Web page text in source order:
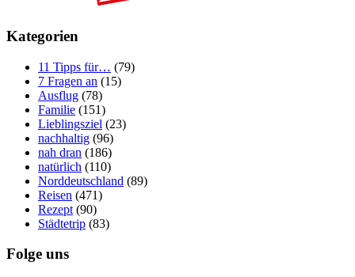
Kategorien
11 Tipps für… (79)
7 Fragen an (15)
Ausflug (78)
Familie (151)
Lieblingsziel (23)
nachhaltig (96)
nah dran (186)
natürlich (110)
Norddeutschland (89)
Reisen (471)
Rezept (90)
Städtetrip (83)
Folge uns